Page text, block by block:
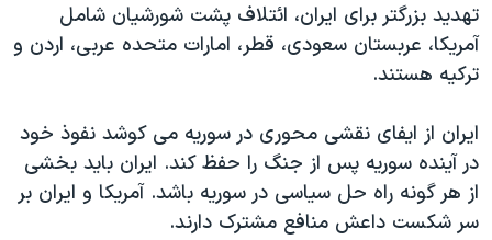
تهدید بزرگتر برای ایران، ائتلاف پشت شورشیان شامل
آمریکا، عربستان سعودی، قطر، امارات متحده عربی، اردن و
ترکیه هستند.
ایران از ایفای نقشی محوری در سوریه می کوشد نفوذ خود
در آینده سوریه پس از جنگ را حفظ کند. ایران باید بخشی
از هر گونه راه حل سیاسی در سوریه باشد. آمریکا و ایران بر
سر شکست داعش منافع مشترک دارند.